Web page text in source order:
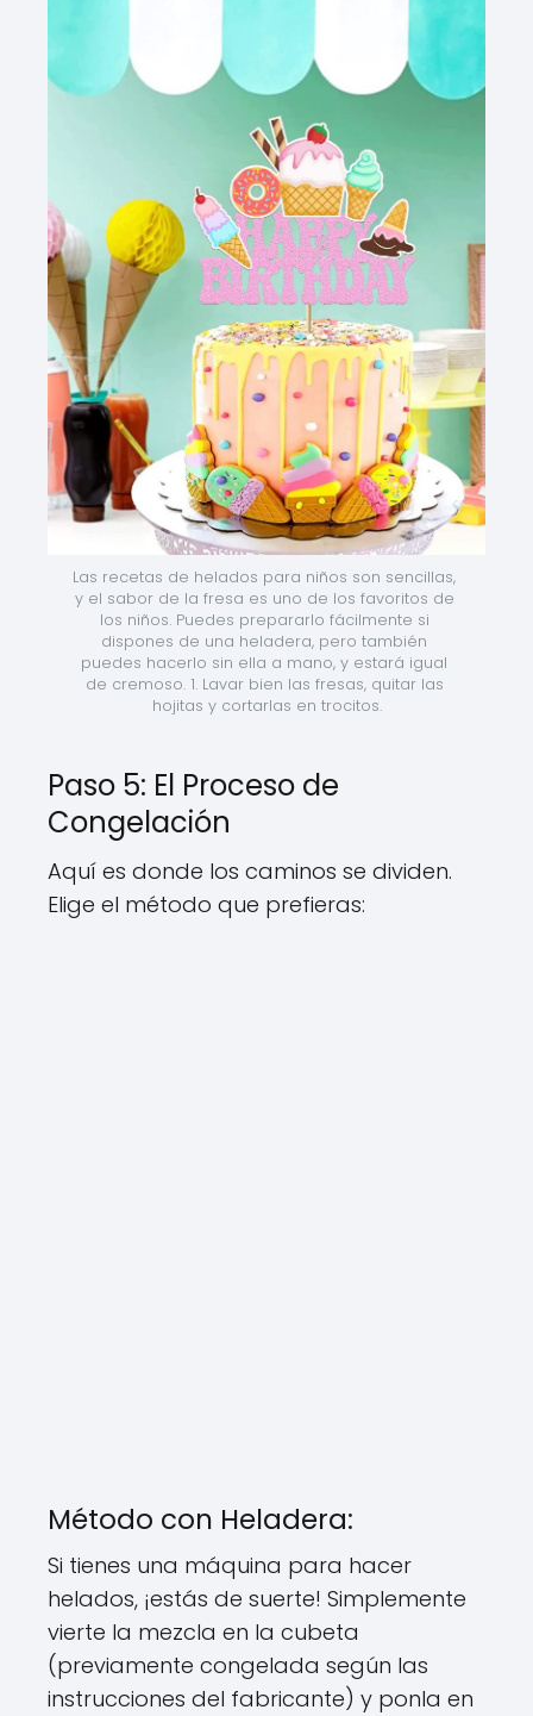
Las recetas de helados para niños son sencillas,
y el sabor de la fresa es uno de los favoritos de
los niños. Puedes prepararlo fácilmente si
dispones de una heladera, pero también
puedes hacerlo sin ella a mano, y estará igual
de cremoso. 1. Lavar bien las fresas, quitar las
hojitas y cortarlas en trocitos.
Paso 5: El Proceso de
Congelación
Aquí es donde los caminos se dividen.
Elige el método que prefieras:
Método con Heladera:
Si tienes una máquina para hacer
helados, ¡estás de suerte! Simplemente
vierte la mezcla en la cubeta
(previamente congelada según las
instrucciones del fabricante) y ponla en